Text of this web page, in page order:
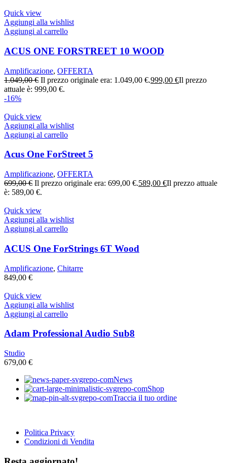
Quick view
Aggiungi alla wishlist
Aggiungi al carrello
ACUS ONE FORSTREET 10 WOOD
Amplificazione, OFFERTA
1.049,00€ Il prezzo originale era: 1.049,00 €.999,00 €Il prezzo
attuale è: 999,00 €.
-16%
Quick view
Aggiungi alla wishlist
Aggiungi al carrello
Acus One ForStreet 5
Amplificazione, OFFERTA
699,00€ Il prezzo originale era: 699,00 €.589,00 €Il prezzo attuale
è: 589,00 €.
Quick view
Aggiungi alla wishlist
Aggiungi al carrello
ACUS One ForStrings 6T Wood
Amplificazione, Chitarre
849,00 €
Quick view
Aggiungi alla wishlist
Aggiungi al carrello
Adam Professional Audio Sub8
Studio
679,00 €
News
Shop
Traccia il tuo ordine
Politica Privacy
Condizioni di Vendita